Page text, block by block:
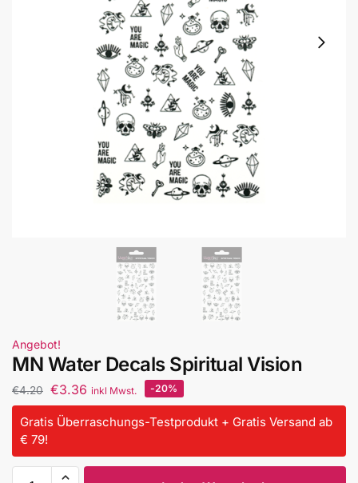
Angebot!
MN Water Decals Spiritual Vision
€4.20 €3.36 inkl Mwst. -20%
Gratis Überraschungs-Testprodukt + Gratis Versand ab
€ 79!